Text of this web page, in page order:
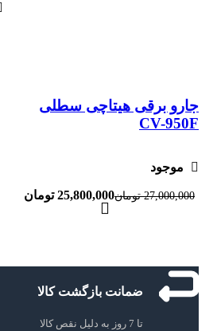
جارو برقی هیتاچی سطلی
CV-950F
موجود
27,000,000 تومان25,800,000 تومان
ضمانت بازگشت کالا
تا 7 روز به دلیل نقص کالا